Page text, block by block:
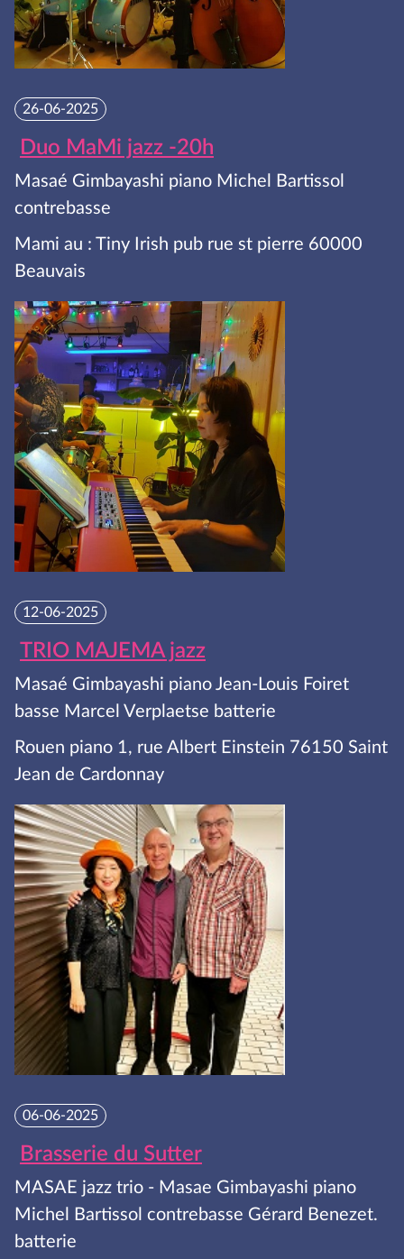
26-06-2025
Duo MaMi jazz -20h
Masaé Gimbayashi piano Michel Bartissol
contrebasse
Mami au : Tiny Irish pub rue st pierre 60000
Beauvais
12-06-2025
TRIO MAJEMA jazz
Masaé Gimbayashi piano Jean-Louis Foiret
basse Marcel Verplaetse batterie
Rouen piano 1, rue Albert Einstein 76150 Saint
Jean de Cardonnay
06-06-2025
Brasserie du Sutter
MASAE jazz trio - Masae Gimbayashi piano
Michel Bartissol contrebasse Gérard Benezet.
batterie